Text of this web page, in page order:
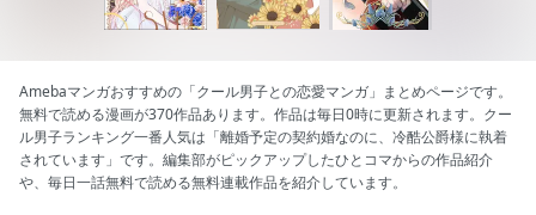
Amebaマンガおすすめの「クール男子との恋愛マンガ」まとめページです。
無料で読める漫画が370作品あります。作品は毎日0時に更新されます。クー
ル男子ランキング一番人気は「離婚予定の契約婚なのに、冷酷公爵様に執着
されています」です。編集部がピックアップしたひとコマからの作品紹介
や、毎日一話無料で読める無料連載作品を紹介しています。